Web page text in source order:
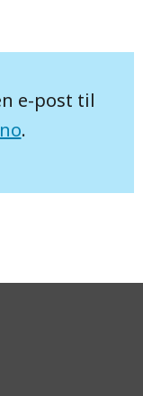
e-post til
.